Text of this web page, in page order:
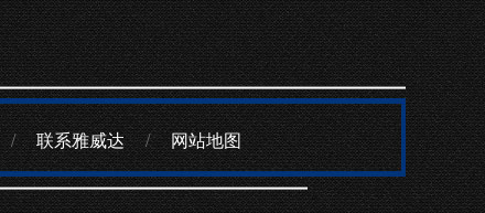
/ 联系雅威达 / 网站地图